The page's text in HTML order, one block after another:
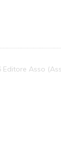
Editore Asso